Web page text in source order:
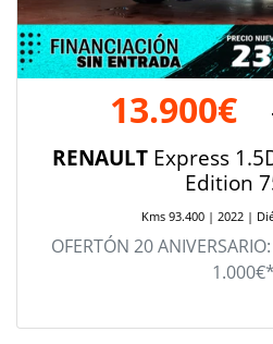
13.900€
RENAULTExpress
Edition
Kms 93.400 | 2022 |
OFERTÓN 20
1.000€*